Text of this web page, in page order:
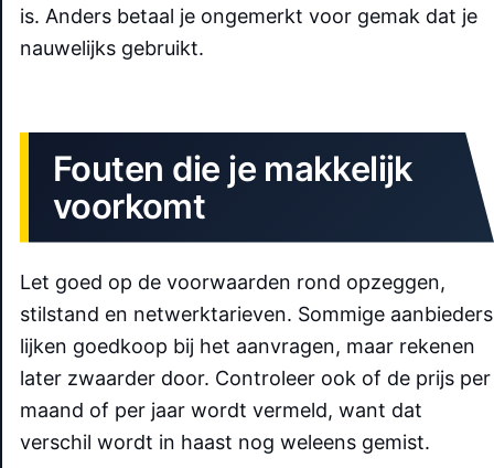
is. Anders betaal je ongemerkt voor gemak dat je
nauwelijks gebruikt.
Fouten die je makkelijk
voorkomt
Let goed op de voorwaarden rond opzeggen,
stilstand en netwerktarieven. Sommige aanbieders
lijken goedkoop bij het aanvragen, maar rekenen
later zwaarder door. Controleer ook of de prijs per
maand of per jaar wordt vermeld, want dat
verschil wordt in haast nog weleens gemist.